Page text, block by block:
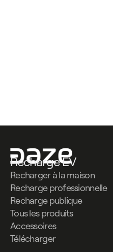
Recharge EV
Recharger à la maison
Recharge professionnelle
Recharge publique
Tous les produits
Accessoires
Télécharger